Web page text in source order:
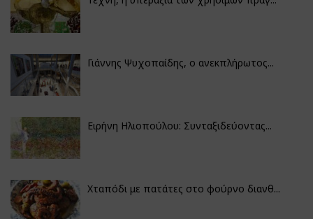
Γιάννης Ψυχοπαίδης, ο ανεκπλήρωτος...
Ειρήνη Ηλιοπούλου: Συνταξιδεύοντας...
Χταπόδι με πατάτες στο φούρνο διανθ...